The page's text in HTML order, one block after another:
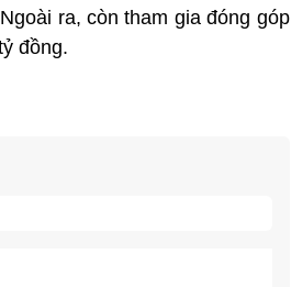
ra, còn tham gia đóng góp
đồng.